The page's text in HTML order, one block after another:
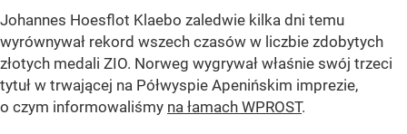
Johannes Hoesflot Klaebo zaledwie kilka dni temu
wyrównywał rekord wszech czasów w liczbie zdobytych
złotych medali ZIO. Norweg wygrywał właśnie swój trzeci
tytuł w trwającej na Półwyspie Apenińskim imprezie,
o czym informowaliśmy na łamach WPROST.